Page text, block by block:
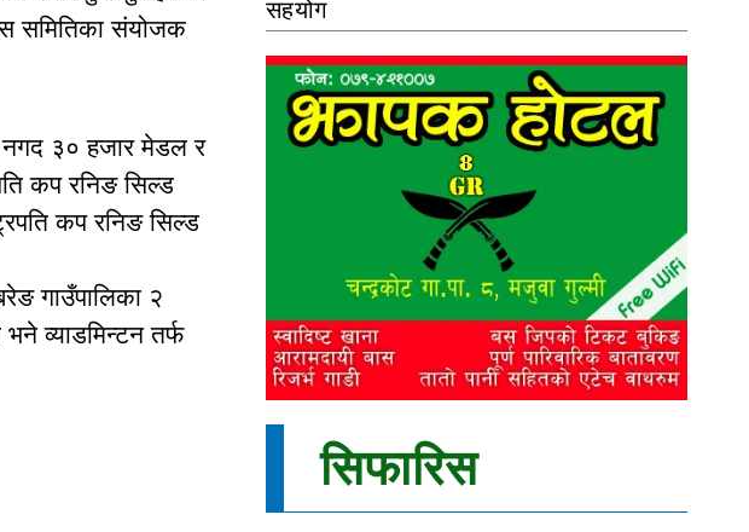
समितिका संयोजक
नगद ३० हजार मेडल र
कप रनिङ सिल्ड
कप रनिङ सिल्ड
गाउँपालिका २
भने व्याडमिन्टन तर्फ
सहयोग
सिफारिस